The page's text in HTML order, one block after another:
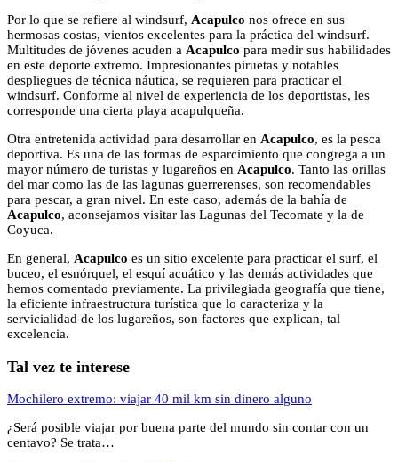
Por lo que se refiere al windsurf, Acapulco nos ofrece en sus
hermosas costas, vientos excelentes para la práctica del windsurf.
Multitudes de jóvenes acuden a Acapulco para medir sus habilidades
en este deporte extremo. Impresionantes piruetas y notables
despliegues de técnica náutica, se requieren para practicar el
windsurf. Conforme al nivel de experiencia de los deportistas, les
corresponde una cierta playa acapulqueña.
Otra entretenida actividad para desarrollar en Acapulco, es la pesca
deportiva. Es una de las formas de esparcimiento que congrega a un
mayor número de turistas y lugareños en Acapulco. Tanto las orillas
del mar como las de las lagunas guerrerenses, son recomendables
para pescar, a gran nivel. En este caso, además de la bahía de
Acapulco, aconsejamos visitar las Lagunas del Tecomate y la de
Coyuca.
En general, Acapulco es un sitio excelente para practicar el surf, el
buceo, el esnórquel, el esquí acuático y las demás actividades que
hemos comentado previamente. La privilegiada geografía que tiene,
la eficiente infraestructura turística que lo caracteriza y la
servicialidad de los lugareños, son factores que explican, tal
excelencia.
Tal vez te interese
Mochilero extremo: viajar 40 mil km sin dinero alguno
¿Será posible viajar por buena parte del mundo sin contar con un
centavo? Se trata…